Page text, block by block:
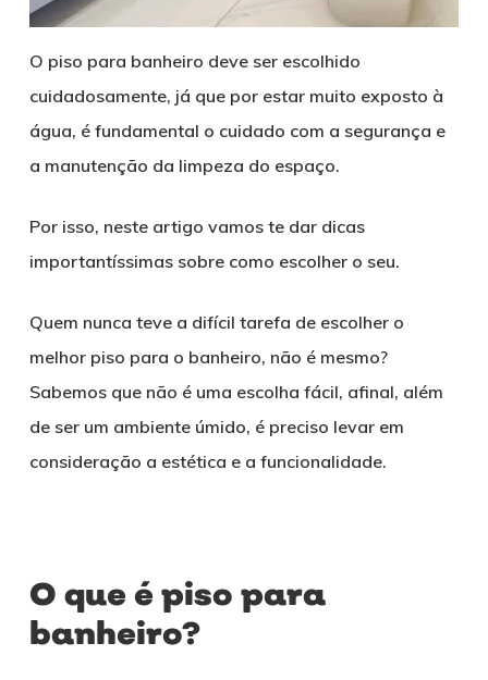
O piso para banheiro deve ser escolhido
cuidadosamente, já que por estar muito exposto à
água, é fundamental o cuidado com a segurança e
a manutenção da limpeza do espaço.
Por isso, neste artigo vamos te dar dicas
importantíssimas sobre como escolher o seu.
Quem nunca teve a difícil tarefa de escolher o
melhor piso para o banheiro, não é mesmo?
Sabemos que não é uma escolha fácil, afinal, além
de ser um ambiente úmido, é preciso levar em
consideração a estética e a funcionalidade.
O que é piso para
banheiro?